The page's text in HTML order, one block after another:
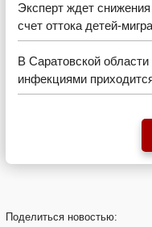
Эксперт ждет
счет оттока детей-
В Саратовской
инфекциями
Поделиться новостью: